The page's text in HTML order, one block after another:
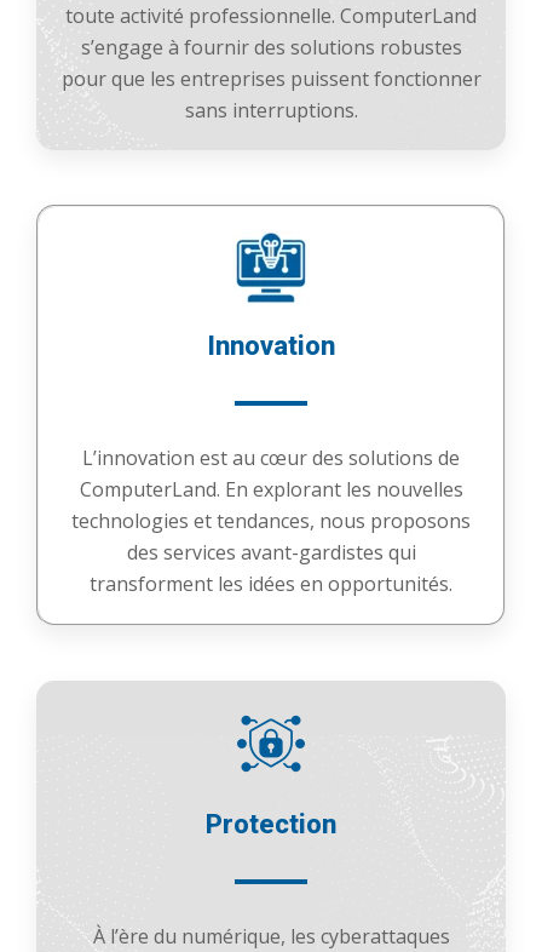
toute activité professionnelle. ComputerLand
s’engage à fournir des solutions robustes
pour que les entreprises puissent fonctionner
sans interruptions.
Innovation
L’innovation est au cœur des solutions de
ComputerLand. En explorant les nouvelles
technologies et tendances, nous proposons
des services avant-gardistes qui
transforment les idées en opportunités.
Protection
À l’ère du numérique, les cyberattaques